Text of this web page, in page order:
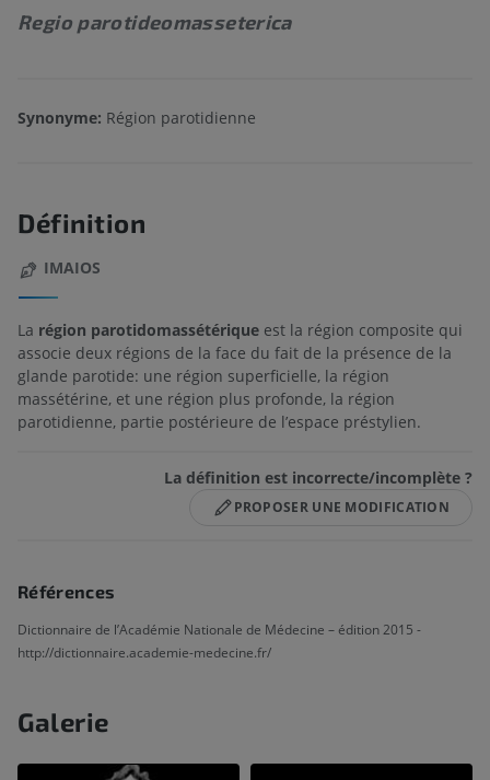
Regio parotideomasseterica
Synonyme: Région parotidienne
Définition
IMAIOS
La région parotidomassétérique est la région composite qui
associe deux régions de la face du fait de la présence de la
glande parotide: une région superficielle, la région
massétérine, et une région plus profonde, la région
parotidienne, partie postérieure de l’espace préstylien.
La définition est incorrecte/incomplète ?
PROPOSER UNE MODIFICATION
Références
Dictionnaire de l’Académie Nationale de Médecine – édition 2015 -
http://dictionnaire.academie-medecine.fr/
Galerie